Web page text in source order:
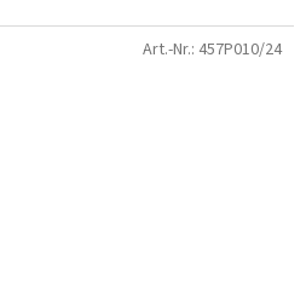
Art.-Nr.: 457P010/24